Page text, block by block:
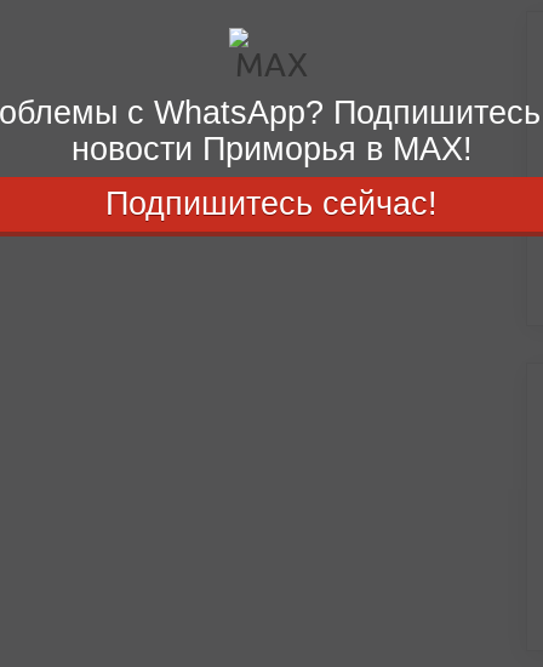
с WhatsApp?
новости Приморья в MAX!
Подпишитесь сейчас!